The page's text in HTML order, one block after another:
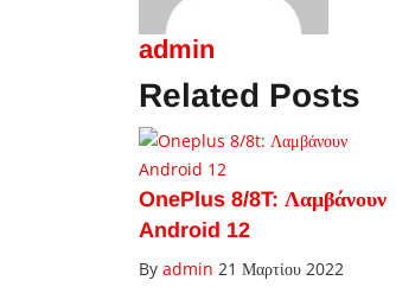
admin
Related Posts
OnePlus 8/8T: Λαμβάνουν
Android 12
By admin 21 Μαρτίου 2022